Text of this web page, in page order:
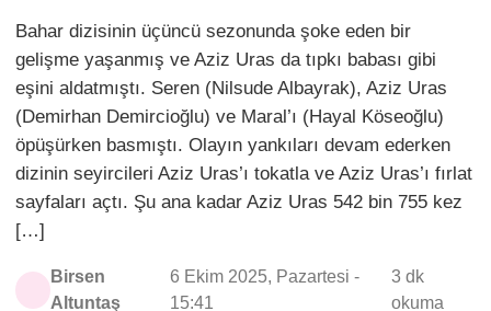
Bahar dizisinin üçüncü sezonunda şoke eden bir
gelişme yaşanmış ve Aziz Uras da tıpkı babası gibi
eşini aldatmıştı. Seren (Nilsude Albayrak), Aziz Uras
(Demirhan Demircioğlu) ve Maral’ı (Hayal Köseoğlu)
öpüşürken basmıştı. Olayın yankıları devam ederken
dizinin seyircileri Aziz Uras’ı tokatla ve Aziz Uras’ı fırlat
sayfaları açtı. Şu ana kadar Aziz Uras 542 bin 755 kez
[…]
Birsen
Altuntaş
6 Ekim 2025, Pazartesi -
15:41
3 dk
okuma